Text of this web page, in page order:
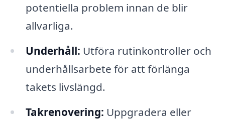
potentiella problem innan de blir
allvarliga.
Underhåll: Utföra rutinkontroller och
underhållsarbete för att förlänga
takets livslängd.
Takrenovering: Uppgradera eller